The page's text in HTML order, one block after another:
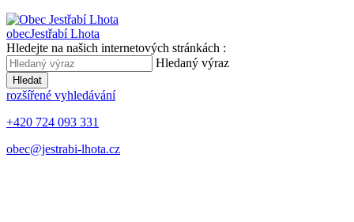
obecJestřabí Lhota
Hledejte na našich internetových stránkách :
Hledaný výraz
Hledat
rozšířené vyhledávání
+420 724 093 331
obec@jestrabi-lhota.cz